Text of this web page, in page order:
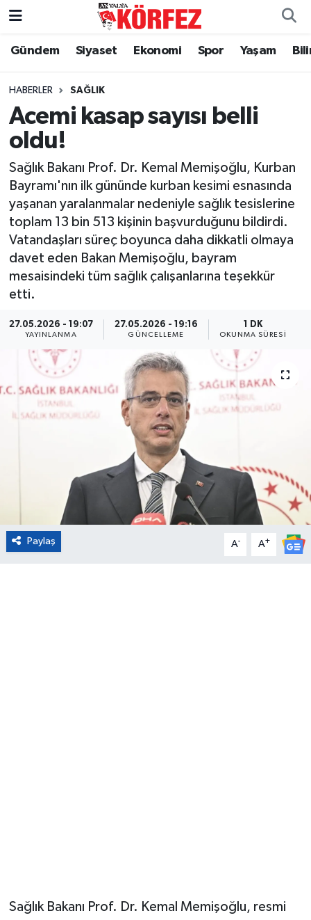
Gündem Siyaset Ekonomi Spor Yaşam
HABERLER SAĞLIK
Acemi kasap sayısı belli
oldu!
Sağlık Bakanı Prof. Dr. Kemal Memişoğlu, Kurban
Bayramı'nın ilk gününde kurban kesimi esnasında
yaşanan yaralanmalar nedeniyle sağlık tesislerine
toplam 13 bin 513 kişinin başvurduğunu bildirdi.
Vatandaşları süreç boyunca daha dikkatli olmaya
davet eden Bakan Memişoğlu, bayram
mesaisindeki tüm sağlık çalışanlarına teşekkür
etti.
27.05.2026 - 19:07
YAYINLANMA
27.05.2026 - 19:16
GÜNCELLEME
1 DK
OKUNMA SÜRESI
Paylaş A- A+
Sağlık Bakanı Prof. Dr. Kemal Memişoğlu, resmi
Gündem
Siyaset
Yerel Yönetim
Yaşam
Asayiş
Eğitim
Sağlık
Magazin
Çevre
Kültür ve Sanat
Sivil Toplum
Nöbetçi Eczaneler
Hava Durumu
Trafik Durumu
Tüm Manşetler
Son Dakika Haberleri
Haber Arşivi